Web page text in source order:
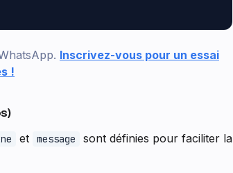
Inscrivez-vous pour un essai
!
et message
sont définies pour faciliter la